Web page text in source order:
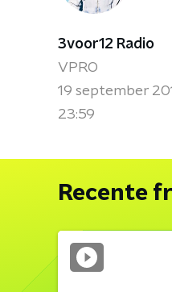
3voor12 Radio
VPRO
19 september
23:59
Recente